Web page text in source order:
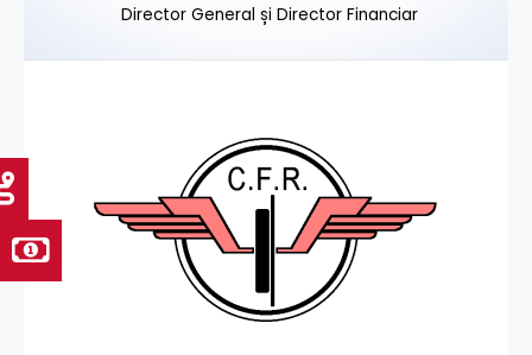
Director General și Director Financiar